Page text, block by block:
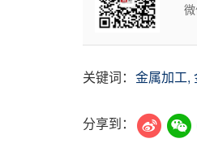
关键词： 金属加工,
分享到：